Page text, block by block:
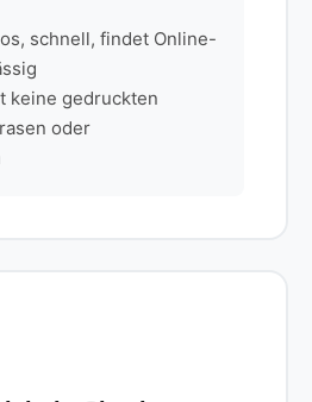
schnell, findet Online-
keine gedruckten
oder